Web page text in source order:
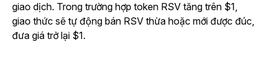
giao dịch. Trong trường hợp token RSV tăng trên $1,
giao thức sẽ tự động bán RSV thừa hoặc mới được đúc,
đưa giá trở lại $1.